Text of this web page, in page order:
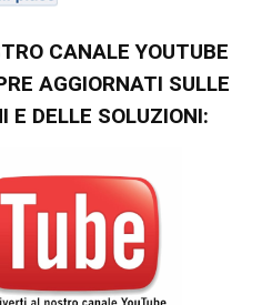
CANALE YOUTUBE
AGGIORNATI SULLE
E DELLE SOLUZIONI: